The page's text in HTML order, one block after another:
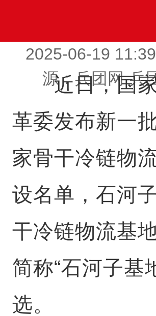
2025-06-19
源：兵团网-兵
近日，国家
革委发布新一
家骨干冷链物
设名单，石河
干冷链物流基
简称“石河子基
选。